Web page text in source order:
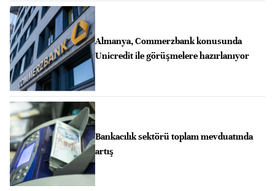
Almanya, Commerzbank konusunda
Unicredit ile görüşmelere hazırlanıyor
Bankacılık sektörü toplam mevduatında
artış